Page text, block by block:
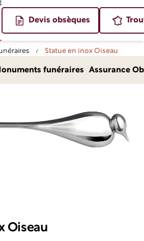
Devis obsèques
funéraires Assurance
Statue en inox Oiseau
Oiseau